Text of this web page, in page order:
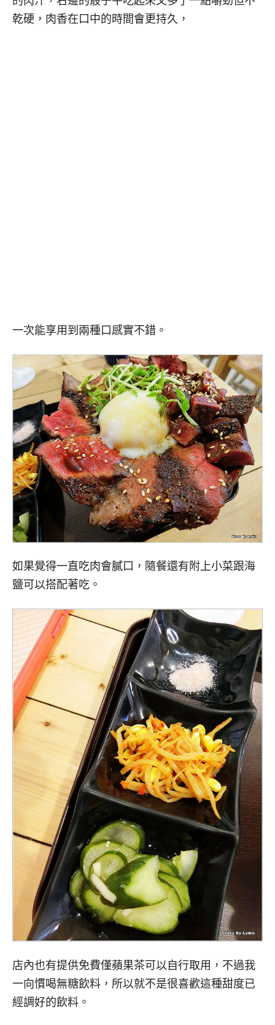
乾硬，肉香在口中的時間會更持久，
一次能享用到兩種口感實不錯。
如果覺得一直吃肉會膩口，隨餐還有附上小菜跟海
鹽可以搭配著吃。
店內也有提供免費僅蘋果茶可以自行取用，不過我
一向慣喝無糖飲料，所以就不是很喜歡這種甜度已
經調好的飲料。